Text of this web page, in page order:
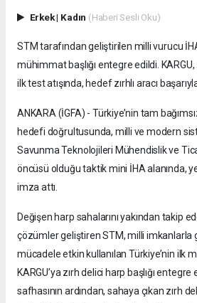
Erkek| Kadın (Haberi Sesli Oku)
STM tarafından geliştirilen milli vurucu
mühimmat başlığı entegre edildi. KARGU,
ilk test atışında, hedef zırhlı aracı
ANKARA (İGFA) - Türkiye’nin tam
hedefi doğrultusunda, milli ve modern
Savunma Teknolojileri Mühendislik ve
öncüsü olduğu taktik mini İHA alanında,
imza attı.
Değişen harp sahalarını yakından takip
çözümler geliştiren STM, milli imkanlarla
mücadele etkin kullanılan Türkiye’nin ilk
KARGU’ya zırh delici harp başlığı
safhasının ardından, sahaya çıkan zırh